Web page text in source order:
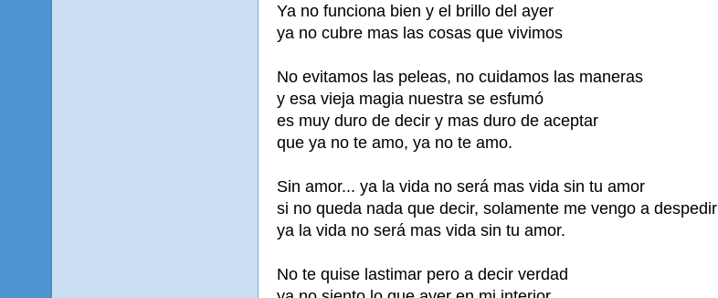
Ya no funciona bien y el brillo del ayer
ya no cubre mas las cosas que vivimos
No evitamos las peleas, no cuidamos las maneras
y esa vieja magia nuestra se esfumó
es muy duro de decir y mas duro de aceptar
que ya no te amo, ya no te amo.
Sin amor... ya la vida no será mas vida sin tu amor
si no queda nada que decir, solamente me vengo a despedir
ya la vida no será mas vida sin tu amor.
No te quise lastimar pero a decir verdad